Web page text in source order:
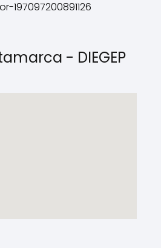
197097200891126
- DIEGEP